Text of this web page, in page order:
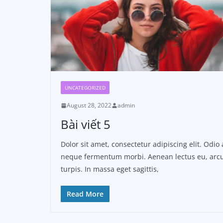
UNCATEGORIZED
August 28, 2022 admin
Bài viết 5
Dolor sit amet, consectetur adipiscing elit. Odio
neque fermentum morbi. Aenean lectus eu,
turpis. In massa eget sagittis,
Read More